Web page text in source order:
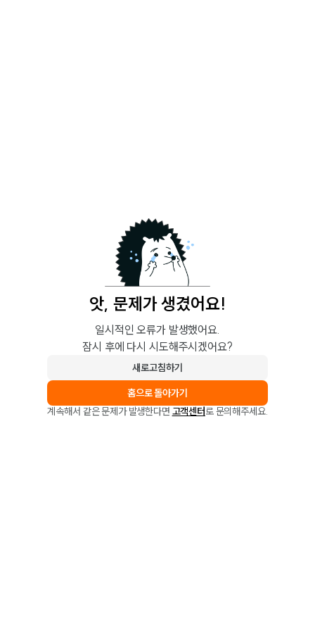
앗, 문제가 생겼어요!
일시적인 오류가 발생했어요.
잠시 후에 다시 시도해주시겠어요?
새로고침하기
홈으로 돌아가기
계속해서 같은 문제가 발생한다면 고객센터로 문의해주세요.